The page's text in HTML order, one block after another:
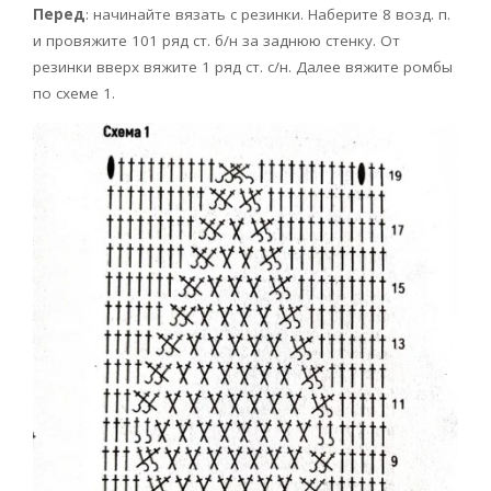
Перед: начинайте вязать с резинки. Наберите 8 возд. п.
и провяжите 101 ряд ст. б/н за заднюю стенку. От
резинки вверх вяжите 1 ряд ст. с/н. Далее вяжите ромбы
по схеме 1.